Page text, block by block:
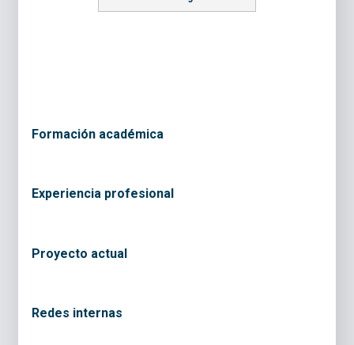
Formación académica
Experiencia profesional
Proyecto actual
Redes internas